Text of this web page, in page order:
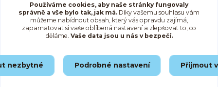
Upravit sběr cookies.
© 2025 AuraSomaShop.cz – provozovatel Simply Colours s.r.o., IČO: 02562286, se
sídlem Paseka 334, 783 97, Česká republika.
Používáme cookies, aby naše stránky fungovaly
správně a vše bylo tak, jak má. Díky vašemu souhlasu vám
můžeme nabídnout obsah, který vás opravdu zajímá,
zapamatovat si vaše oblíbená nastavení a zlepšovat to, co
děláme. Vaše data jsou u nás v bezpečí.
nezbytné Podrobné nastavení Přijmout